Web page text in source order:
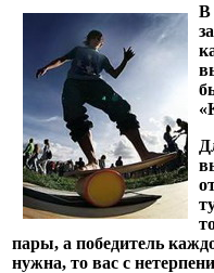
В
пары, а победитель
нужна, то вас с